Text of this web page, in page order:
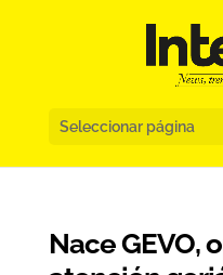
Seleccionar página
Nace GEVO,